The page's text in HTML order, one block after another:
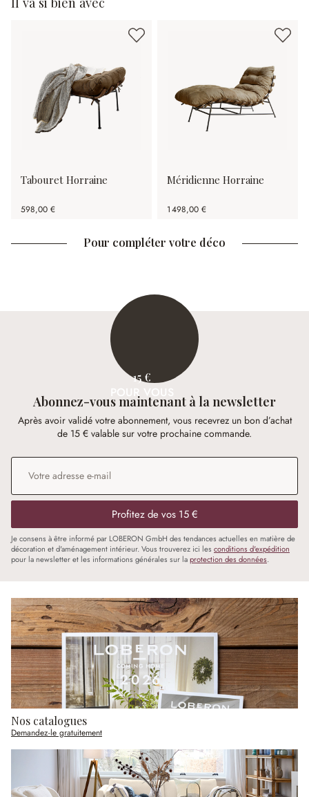
Tabouret Horraine
598,00 €
Méridienne Horraine
1 498,00 €
Pour compléter votre déco
15 €
POUR VOUS
Abonnez-vous maintenant à la newsletter
Après avoir validé votre abonnement, vous recevrez un bon d’achat
de 15 € valable sur votre prochaine commande.
Adresse e-mail
Profitez de vos 15 €
Je consens à être informé par LOBERON GmbH des tendances actuelles en matière de
décoration et d'aménagement intérieur. Vous trouverez ici les conditions d'expédition
pour la newsletter et les informations générales sur laprotection des données.
Nos catalogues
Demandez-le gratuitement